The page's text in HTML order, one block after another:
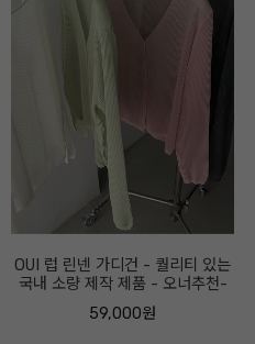
OUI 럽 린넨 가디건 - 퀄리티 있는
국내 소량 제작 제품 - 오너추천-
59,000원